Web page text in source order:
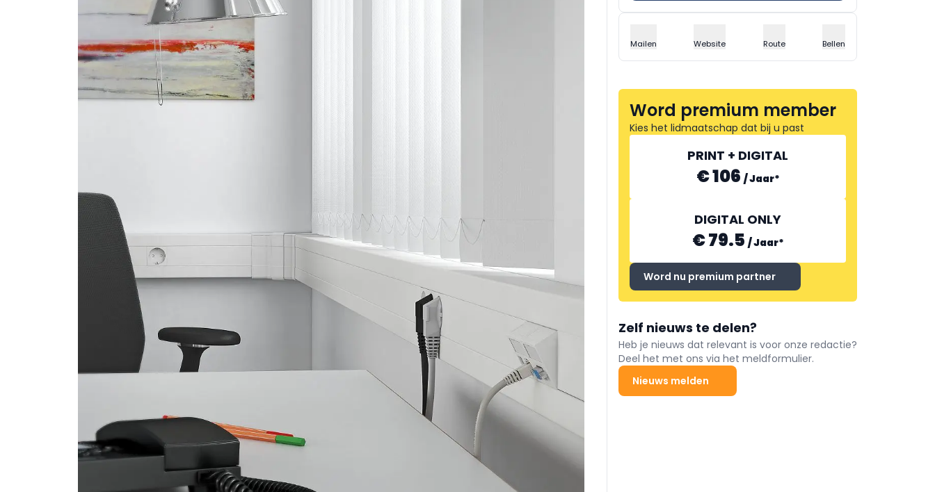
Mailen Website Route Bellen
Word premium member
Kies het lidmaatschap dat bij u past
PRINT + DIGITAL
€ 106 /Jaar*
DIGITAL ONLY
€ 79.5 /Jaar*
Word nu premium partner
Zelf nieuws te delen?
Heb je nieuws dat relevant is voor onze redactie?
Deel het met ons via het meldformulier.
Nieuws melden